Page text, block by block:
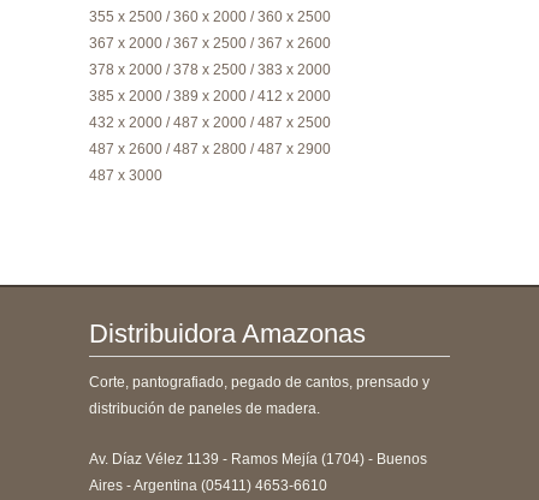
355 x 2500 / 360 x 2000 / 360 x 2500
367 x 2000 / 367 x 2500 / 367 x 2600
378 x 2000 / 378 x 2500 / 383 x 2000
385 x 2000 / 389 x 2000 / 412 x 2000
432 x 2000 / 487 x 2000 / 487 x 2500
487 x 2600 / 487 x 2800 / 487 x 2900
487 x 3000
Distribuidora Amazonas
Corte, pantografiado, pegado de cantos, prensado y
distribución de paneles de madera.
Av. Díaz Vélez 1139 - Ramos Mejía (1704) - Buenos
Aires - Argentina (05411) 4653-6610